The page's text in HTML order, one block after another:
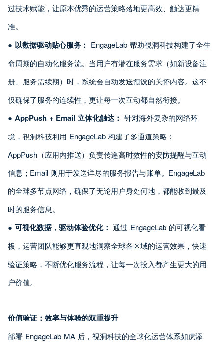
过技术赋能，让原本优秀的运营策略落地更高效、触达更精
准。
● 以数据驱动贴心服务： EngageLab 帮助視洞科技构建了全生
命周期的自动化服务流。当用户有潜在服务需求（如新设备注
册、服务需续期）时，系统会自动发送预设的关怀内容。这不
仅确保了服务的连续性，更让每一次互动都自然衔接。
● AppPush + Email 立体化触达： 针对海外复杂的网络环
境，視洞科技利用 EngageLab 构建了多通道策略：
AppPush（应用内推送）负责传递高时效性的安防提醒与互动
信息；Email 则用于发送详尽的服务报告与账单。EngageLab
的全球多节点网络，确保了无论用户身处何地，都能收到最及
时的服务信息。
● 可视化数据，驱动体验优化： 通过 EngageLab 的可视化看
板，运营团队能够更直观地洞察全球各区域的运营效果，快速
验证策略，不断优化服务流程，让每一次投入都产生更大的用
户价值。
价值验证：效率与体验的双重提升
部署 EngageLab MA 后，視洞科技的全球化运营体系如虎添